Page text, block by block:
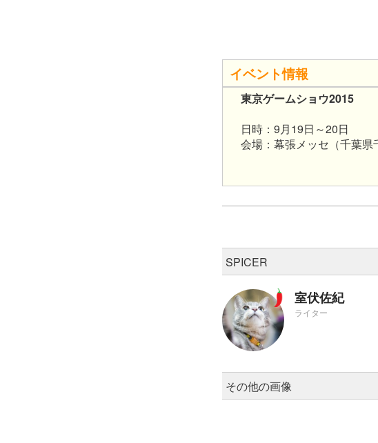
イベント情報
東京ゲームショウ2015
日時：9月19日～20日
会場：幕張メッセ（千葉県
SPICER
室伏佐紀
ライター
その他の画像